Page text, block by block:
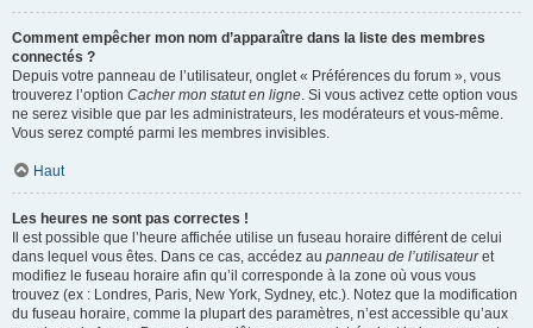
Comment empêcher mon nom d’apparaître dans la liste des membres
connectés ?
Depuis votre panneau de l’utilisateur, onglet « Préférences du forum », vous
trouverez l’option Cacher mon statut en ligne. Si vous activez cette option vous
ne serez visible que par les administrateurs, les modérateurs et vous-même.
Vous serez compté parmi les membres invisibles.
Haut
Les heures ne sont pas correctes !
Il est possible que l’heure affichée utilise un fuseau horaire différent de celui
dans lequel vous êtes. Dans ce cas, accédez au panneau de l’utilisateuret
modifiez le fuseau horaire afin qu’il corresponde à la zone où vous vous
trouvez (ex : Londres, Paris, New York, Sydney, etc.). Notez que la modification
du fuseau horaire, comme la plupart des paramètres, n’est accessible qu’aux